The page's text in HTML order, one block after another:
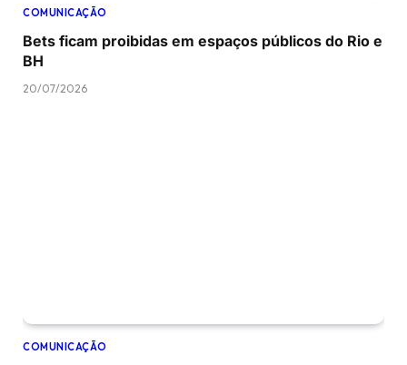
COMUNICAÇÃO
Bets ficam proibidas em espaços públicos do Rio e
BH
20/07/2026
COMUNICAÇÃO